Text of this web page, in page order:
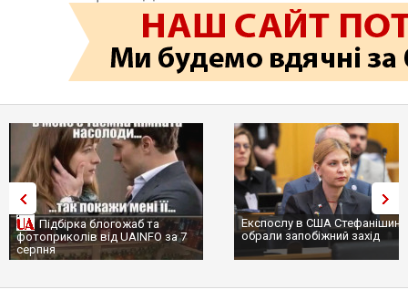
Підбірка блогожаб та
фотоприколів від UAINFO за 7
серпня
Експослу в США
обрали запобіжний захід